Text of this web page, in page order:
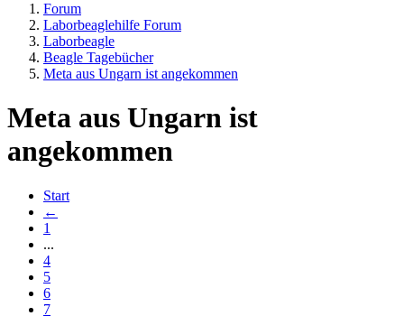
Forum
Laborbeaglehilfe Forum
Laborbeagle
Beagle Tagebücher
Meta aus Ungarn ist angekommen
Meta aus Ungarn ist
angekommen
Start
←
1
...
4
5
6
7